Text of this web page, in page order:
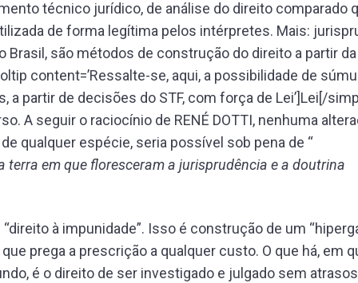
técnico jurídico, de análise do direito comparado
de forma legítima pelos intérpretes. Mais:
Brasil, são métodos de construção do direito a partir da
content=’Ressalte-se, aqui, a possibilidade de
a partir de decisões do STF, com força de Lei’]Lei[/
A seguir o raciocínio de RENÉ DOTTI, nenhuma
qualquer espécie, seria possível sob pena de “
terra em que floresceram a jurisprudência e a doutrina
à impunidade”. Isso é construção de um
prega a prescrição a qualquer custo. O que há, em
é o direito de ser investigado e julgado sem atrasos